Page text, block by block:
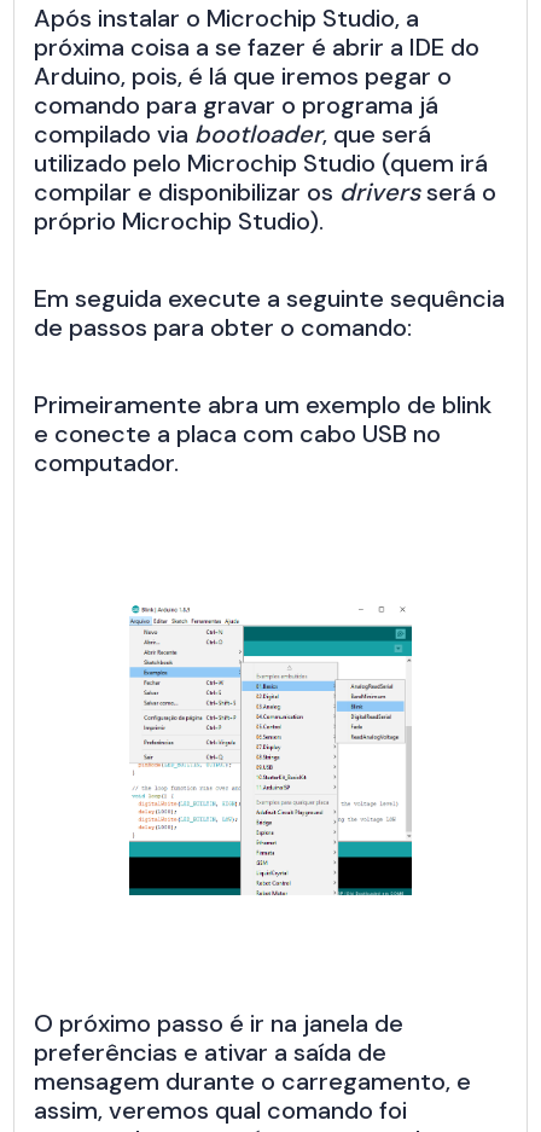
Após instalar o Microchip Studio, a
próxima coisa a se fazer é abrir a IDE do
Arduino, pois, é lá que iremos pegar o
comando para gravar o programa já
compilado via bootloader, que será
utilizado pelo Microchip Studio (quem irá
compilar e disponibilizar os driversserá o
próprio Microchip Studio).
Em seguida execute a seguinte sequência
de passos para obter o comando:
Primeiramente abra um exemplo de blink
e conecte a placa com cabo USB no
computador.
O próximo passo é ir na janela de
preferências e ativar a saída de
mensagem durante o carregamento, e
assim, veremos qual comando foi